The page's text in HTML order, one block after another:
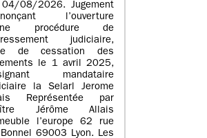
04/08/2026. Jugement
l’ouverture
procédure de
judiciaire,
de cessation des
le 1 avril 2025,
mandataire
la Selarl Jerome
Représentée par
Jérôme Allais
l’europe 62 rue
69003 Lyon. Les